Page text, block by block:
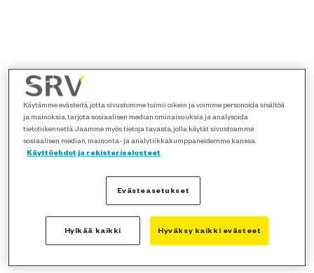
Käytämme evästeitä, jotta sivustomme toimii oikein ja voimme personoida sisältöä
ja mainoksia, tarjota sosiaalisen median ominaisuuksia ja analysoida
tietoliikennettä. Jaamme myös tietoja tavasta, jolla käytät sivustoamme
sosiaalisen median, mainonta- ja analytiikkakumppaneidemme kanssa.
Käyttöehdot ja rekisteriselosteet
Evästeasetukset
Hylkää kaikki Hyväksy kaikki evästeet